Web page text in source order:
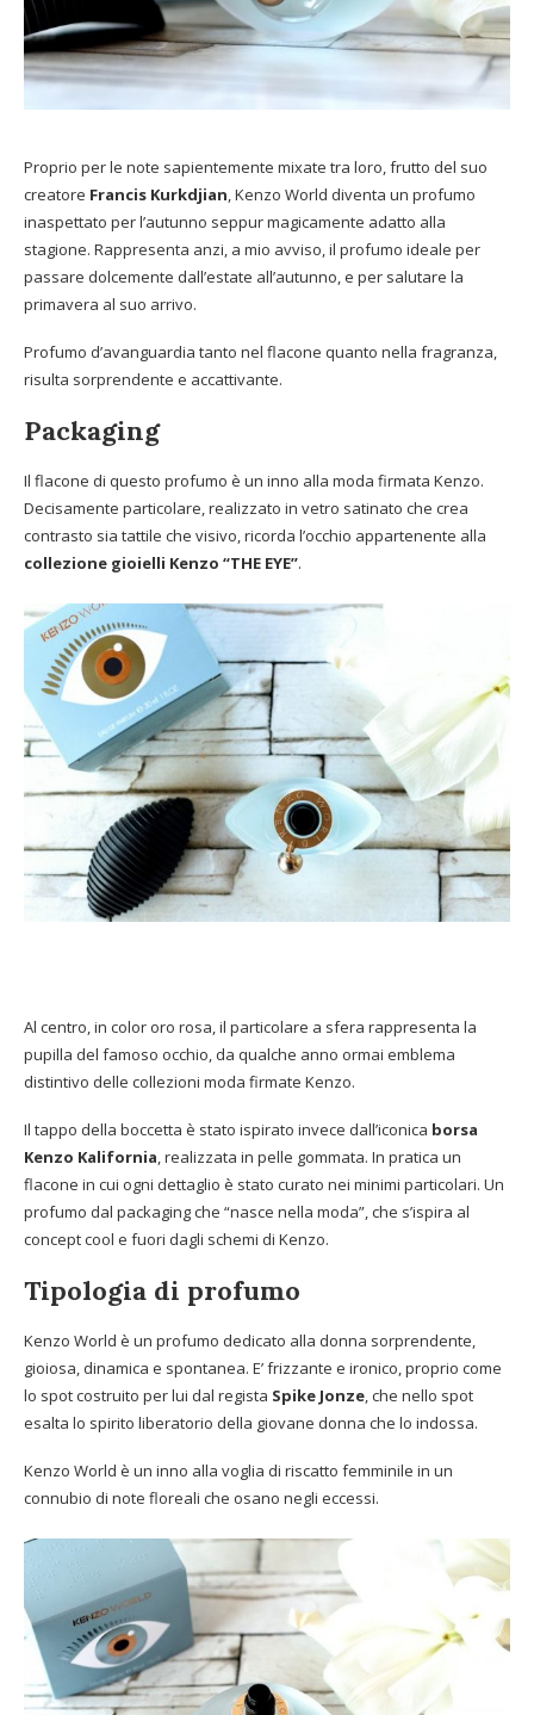
Proprio per le note sapientemente mixate tra loro, frutto del suo
creatore Francis Kurkdjian, Kenzo World diventa un profumo
inaspettato per l’autunno seppur magicamente adatto alla
stagione. Rappresenta anzi, a mio avviso, il profumo ideale per
passare dolcemente dall’estate all’autunno, e per salutare la
primavera al suo arrivo.
Profumo d’avanguardia tanto nel flacone quanto nella fragranza,
risulta sorprendente e accattivante.
Packaging
Il flacone di questo profumo è un inno alla moda firmata Kenzo.
Decisamente particolare, realizzato in vetro satinato che crea
contrasto sia tattile che visivo, ricorda l’occhio appartenente alla
collezione gioielli Kenzo “THE EYE”.
Al centro, in color oro rosa, il particolare a sfera rappresenta la
pupilla del famoso occhio, da qualche anno ormai emblema
distintivo delle collezioni moda firmate Kenzo.
Il tappo della boccetta è stato ispirato invece dall’iconica borsa
Kenzo Kalifornia, realizzata in pelle gommata. In pratica un
flacone in cui ogni dettaglio è stato curato nei minimi particolari. Un
profumo dal packaging che “nasce nella moda”, che s’ispira al
concept cool e fuori dagli schemi di Kenzo.
Tipologia di profumo
Kenzo World è un profumo dedicato alla donna sorprendente,
gioiosa, dinamica e spontanea. E’ frizzante e ironico, proprio come
lo spot costruito per lui dal regista Spike Jonze, che nello spot
esalta lo spirito liberatorio della giovane donna che lo indossa.
Kenzo World è un inno alla voglia di riscatto femminile in un
connubio di note floreali che osano negli eccessi.